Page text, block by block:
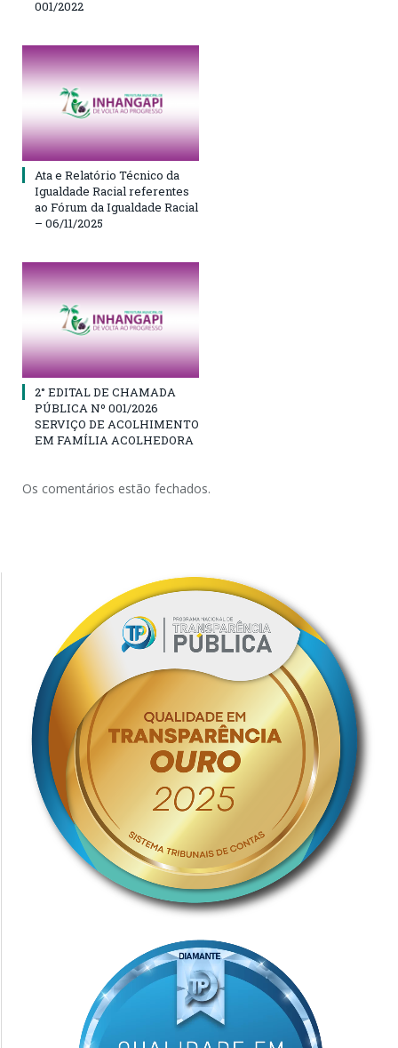
001/2022
Ata e Relatório Técnico da
Igualdade Racial referentes
ao Fórum da Igualdade Racial
– 06/11/2025
2° EDITAL DE CHAMADA
PÚBLICA Nº 001/2026
SERVIÇO DE ACOLHIMENTO
EM FAMÍLIA ACOLHEDORA
Os comentários estão fechados.